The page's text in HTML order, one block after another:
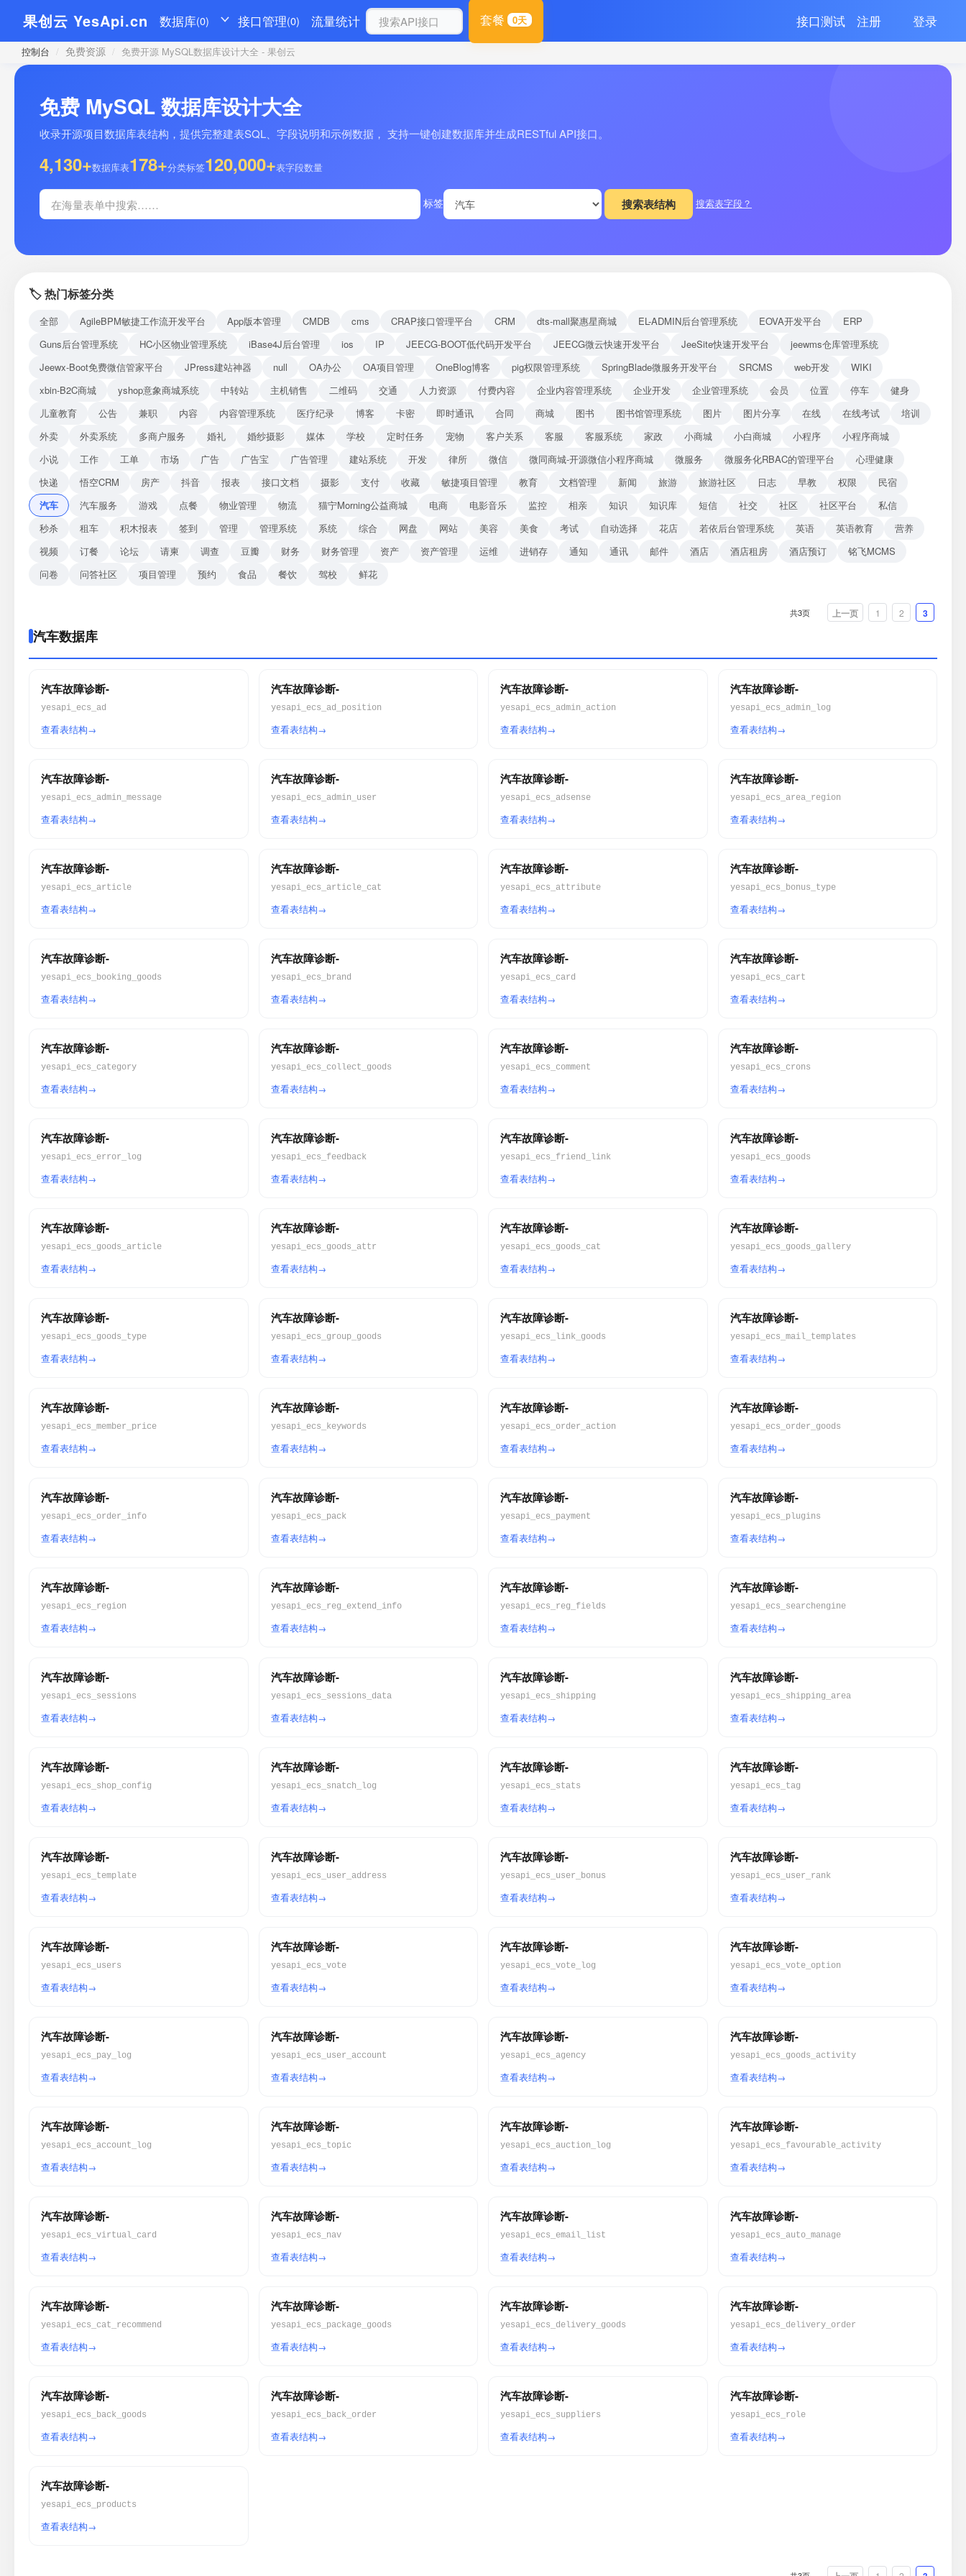
果创云 YesApi.cn 数据库(0) 接口管理(0) 流量统计 套餐 0天 接口测试 注册 登录
控制台 / 免费资源 / 免费开源 MySQL数据库设计大全 - 果创云
免费 MySQL 数据库设计大全
收录开源项目数据库表结构，提供完整建表SQL、字段说明和示例数据， 支持一键创建数据库并生成RESTful API接口。
4,130+数据库表178+分类标签120,000+表字段数量
标签 搜索表字段？
🏷️ 热门标签分类
全部 AgileBPM敏捷工作流开发平台 App版本管理 CMDB cms CRAP接口管理平台 CRM dts-mall聚惠星商城 EL-ADMIN后台管理系统 EOVA开发平台
ERP
Guns后台管理系统
HC小区物业管理系统 iBase4J后台管理 ios IP JEECG-BOOT低代码开发平台 JEECG微云快速开发平台 JeeSite快速开发平台
jeewms仓库管理系统
Jeewx-Boot免费微信管家平台
JPress建站神器 null OA办公 OA项目管理 OneBlog博客 pig权限管理系统 SpringBlade微服务开发平台 SRCMS web开发
WIKI
xbin-B2C商城
yshop意象商城系统 中转站 主机销售 二维码 交通 人力资源 付费内容 企业内容管理系统 企业开发 企业管理系统 会员 位置 停车
健身
儿童教育
公告 兼职 内容 内容管理系统 医疗纪录 博客 卡密 即时通讯 合同 商城 图书 图书馆管理系统 图片 图片分享 在线 在线考试
培训
外卖
外卖系统 多商户服务 婚礼 婚纱摄影 媒体 学校 定时任务 宠物 客户关系 客服 客服系统 家政 小商城 小白商城 小程序
小程序商城
小说
工作 工单 市场 广告 广告宝 广告管理 建站系统 开发 律所 微信 微同商城-开源微信小程序商城 微服务 微服务化RBAC的管理平台
心理健康
快递
悟空CRM 房产 抖音 报表 接口文档 摄影 支付 收藏 敏捷项目管理 教育 文档管理 新闻 旅游 旅游社区 日志 早教 权限
民宿
汽车
汽车服务 游戏 点餐 物业管理 物流 猫宁Morning公益商城 电商 电影音乐 监控 相亲 知识 知识库 短信 社交 社区 社区平台
私信
秒杀
租车 积木报表 签到 管理 管理系统 系统 综合 网盘 网站 美容 美食 考试 自动选择 花店 若依后台管理系统 英语 英语教育
营养
视频
订餐 论坛 请柬 调查 豆瓣 财务 财务管理 资产 资产管理 运维 进销存 通知 通讯 邮件 酒店 酒店租房 酒店预订
铭飞MCMS
问卷
问答社区 项目管理 预约 食品 餐饮 驾校 鲜花
上一页 1 2 3
共3页
汽车数据库
汽车故障诊断-
yesapi_ecs_ad
查看表结构
汽车故障诊断-
yesapi_ecs_ad_position
查看表结构
汽车故障诊断-
yesapi_ecs_admin_action
查看表结构
汽车故障诊断-
yesapi_ecs_admin_log
查看表结构
汽车故障诊断-
yesapi_ecs_admin_message
查看表结构
汽车故障诊断-
yesapi_ecs_admin_user
查看表结构
汽车故障诊断-
yesapi_ecs_adsense
查看表结构
汽车故障诊断-
yesapi_ecs_area_region
查看表结构
汽车故障诊断-
yesapi_ecs_article
查看表结构
汽车故障诊断-
yesapi_ecs_article_cat
查看表结构
汽车故障诊断-
yesapi_ecs_attribute
查看表结构
汽车故障诊断-
yesapi_ecs_bonus_type
查看表结构
汽车故障诊断-
yesapi_ecs_booking_goods
查看表结构
汽车故障诊断-
yesapi_ecs_brand
查看表结构
汽车故障诊断-
yesapi_ecs_card
查看表结构
汽车故障诊断-
yesapi_ecs_cart
查看表结构
汽车故障诊断-
yesapi_ecs_category
查看表结构
汽车故障诊断-
yesapi_ecs_collect_goods
查看表结构
汽车故障诊断-
yesapi_ecs_comment
查看表结构
汽车故障诊断-
yesapi_ecs_crons
查看表结构
汽车故障诊断-
yesapi_ecs_error_log
查看表结构
汽车故障诊断-
yesapi_ecs_feedback
查看表结构
汽车故障诊断-
yesapi_ecs_friend_link
查看表结构
汽车故障诊断-
yesapi_ecs_goods
查看表结构
汽车故障诊断-
yesapi_ecs_goods_article
查看表结构
汽车故障诊断-
yesapi_ecs_goods_attr
查看表结构
汽车故障诊断-
yesapi_ecs_goods_cat
查看表结构
汽车故障诊断-
yesapi_ecs_goods_gallery
查看表结构
汽车故障诊断-
yesapi_ecs_goods_type
查看表结构
汽车故障诊断-
yesapi_ecs_group_goods
查看表结构
汽车故障诊断-
yesapi_ecs_link_goods
查看表结构
汽车故障诊断-
yesapi_ecs_mail_templates
查看表结构
汽车故障诊断-
yesapi_ecs_member_price
查看表结构
汽车故障诊断-
yesapi_ecs_keywords
查看表结构
汽车故障诊断-
yesapi_ecs_order_action
查看表结构
汽车故障诊断-
yesapi_ecs_order_goods
查看表结构
汽车故障诊断-
yesapi_ecs_order_info
查看表结构
汽车故障诊断-
yesapi_ecs_pack
查看表结构
汽车故障诊断-
yesapi_ecs_payment
查看表结构
汽车故障诊断-
yesapi_ecs_plugins
查看表结构
汽车故障诊断-
yesapi_ecs_region
查看表结构
汽车故障诊断-
yesapi_ecs_reg_extend_info
查看表结构
汽车故障诊断-
yesapi_ecs_reg_fields
查看表结构
汽车故障诊断-
yesapi_ecs_searchengine
查看表结构
汽车故障诊断-
yesapi_ecs_sessions
查看表结构
汽车故障诊断-
yesapi_ecs_sessions_data
查看表结构
汽车故障诊断-
yesapi_ecs_shipping
查看表结构
汽车故障诊断-
yesapi_ecs_shipping_area
查看表结构
汽车故障诊断-
yesapi_ecs_shop_config
查看表结构
汽车故障诊断-
yesapi_ecs_snatch_log
查看表结构
汽车故障诊断-
yesapi_ecs_stats
查看表结构
汽车故障诊断-
yesapi_ecs_tag
查看表结构
汽车故障诊断-
yesapi_ecs_template
查看表结构
汽车故障诊断-
yesapi_ecs_user_address
查看表结构
汽车故障诊断-
yesapi_ecs_user_bonus
查看表结构
汽车故障诊断-
yesapi_ecs_user_rank
查看表结构
汽车故障诊断-
yesapi_ecs_users
查看表结构
汽车故障诊断-
yesapi_ecs_vote
查看表结构
汽车故障诊断-
yesapi_ecs_vote_log
查看表结构
汽车故障诊断-
yesapi_ecs_vote_option
查看表结构
汽车故障诊断-
yesapi_ecs_pay_log
查看表结构
汽车故障诊断-
yesapi_ecs_user_account
查看表结构
汽车故障诊断-
yesapi_ecs_agency
查看表结构
汽车故障诊断-
yesapi_ecs_goods_activity
查看表结构
汽车故障诊断-
yesapi_ecs_account_log
查看表结构
汽车故障诊断-
yesapi_ecs_topic
查看表结构
汽车故障诊断-
yesapi_ecs_auction_log
查看表结构
汽车故障诊断-
yesapi_ecs_favourable_activity
查看表结构
汽车故障诊断-
yesapi_ecs_virtual_card
查看表结构
汽车故障诊断-
yesapi_ecs_nav
查看表结构
汽车故障诊断-
yesapi_ecs_email_list
查看表结构
汽车故障诊断-
yesapi_ecs_auto_manage
查看表结构
汽车故障诊断-
yesapi_ecs_cat_recommend
查看表结构
汽车故障诊断-
yesapi_ecs_package_goods
查看表结构
汽车故障诊断-
yesapi_ecs_delivery_goods
查看表结构
汽车故障诊断-
yesapi_ecs_delivery_order
查看表结构
汽车故障诊断-
yesapi_ecs_back_goods
查看表结构
汽车故障诊断-
yesapi_ecs_back_order
查看表结构
汽车故障诊断-
yesapi_ecs_suppliers
查看表结构
汽车故障诊断-
yesapi_ecs_role
查看表结构
汽车故障诊断-
yesapi_ecs_products
查看表结构